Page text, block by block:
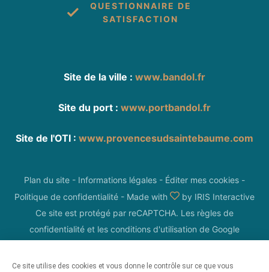
QUESTIONNAIRE DE
SATISFACTION
Site de la ville : www.bandol.fr
Site du port : www.portbandol.fr
Site de l'OTI : www.provencesudsaintebaume.com
Plan du site - Informations légales - Éditer mes cookies -
Politique de confidentialité - Made with by IRIS Interactive
Ce site est protégé par reCAPTCHA. Les règles de
confidentialité et les conditions d'utilisation de Google
Ce site utilise des cookies et vous donne le contrôle sur ce que vous